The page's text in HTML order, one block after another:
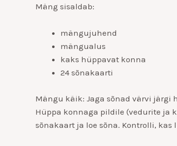
Mäng sisaldab:
mängujuhend
mängualus
kaks hüppavat konna
24 sõnakaarti
Mängu käik: Jaga sõnad värvi järgi
Hüppa konnaga pildile (vedurite ja
sõnakaart ja loe sõna. Kontrolli, kas